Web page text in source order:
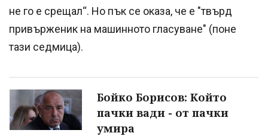
не го е срещал“. Но пък се оказа, че е "твърд
привърженик на машинното гласуване" (поне
тази седмица).
Бойко Борисов: Който
пачки вади - от пачки
умира